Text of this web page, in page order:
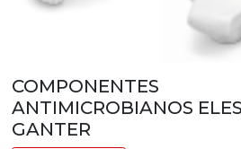
COMPONENTES
ANTIMICROBIANOS
GANTER